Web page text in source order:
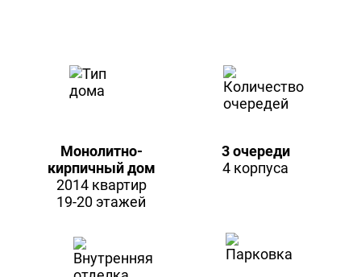
Монолитно-
кирпичный дом
2014 квартир
19-20 этажей
3 очереди
4 корпуса